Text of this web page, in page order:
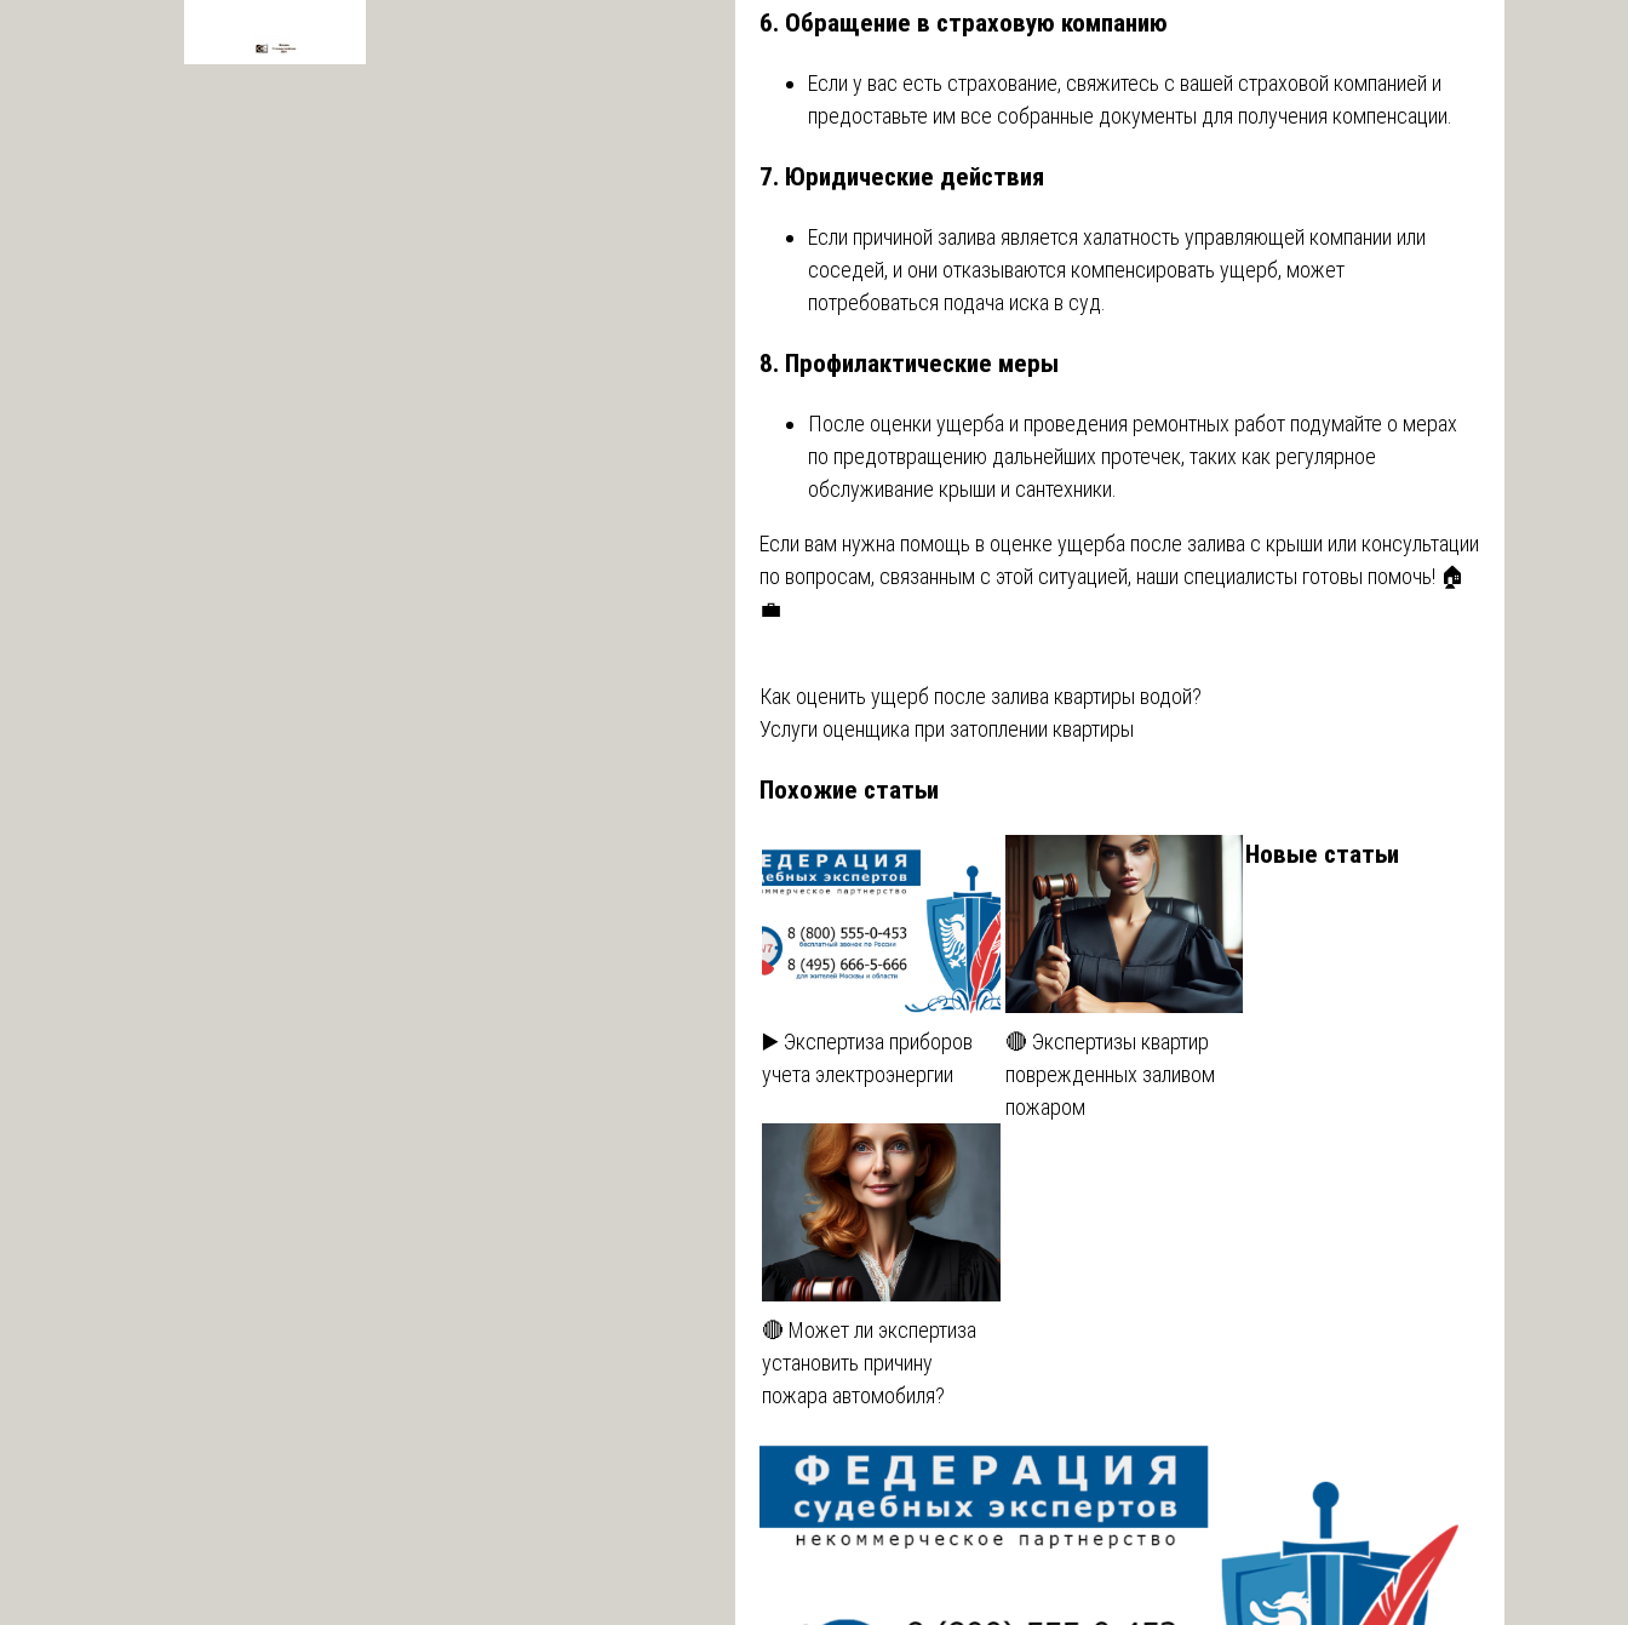
6. Обращение в страховую компанию
Если у вас есть страхование, свяжитесь с вашей страховой компанией и
предоставьте им все собранные документы для получения компенсации.
7. Юридические действия
Если причиной залива является халатность управляющей компании или
соседей, и они отказываются компенсировать ущерб, может
потребоваться подача иска в суд.
8. Профилактические меры
После оценки ущерба и проведения ремонтных работ подумайте о мерах
по предотвращению дальнейших протечек, таких как регулярное
обслуживание крыши и сантехники.
Если вам нужна помощь в оценке ущерба после залива с крыши или консультации
по вопросам, связанным с этой ситуацией, наши специалисты готовы помочь! 🏠
💼
Навигация
по
записям
Как оценить ущерб после залива квартиры водой?
Услуги оценщика при затоплении квартиры
Похожие статьи
▶️ Экспертиза приборов
учета электроэнергии
🔴 Экспертизы квартир
поврежденных заливом
пожаром
🔴 Может ли экспертиза
установить причину
пожара автомобиля?
Новые статьи